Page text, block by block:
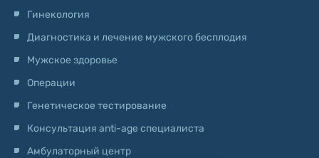
Гинекология
Диагностика и лечение мужского бесплодия
Мужское здоровье
Операции
Генетическое тестирование
Консультация anti-age специалиста
Амбулаторный центр